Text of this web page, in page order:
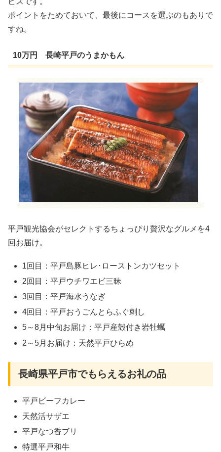
ポイントをためておいて、最後にコースを選ぶのもありで
すね。
10万円 長崎平戸のうまかもん
平戸観光協会がセレクトするちょっぴり贅沢なグルメを4
回お届け。
1回目：平戸島豚ヒレ･ローストンカツセット
2回目：平戸ウチワエビ三昧
3回目：平戸海水うなぎ
4回目：平戸おうごんとらふぐ刺し
5～8月中旬お届け：平戸産殻付き岩牡蠣
2～5月お届け：天然平戸ひらめ
長崎県平戸市でもらえるお礼の品
平戸ビーフカレー
天然活サザエ
平戸なつ香ブリ
特選平戸和牛